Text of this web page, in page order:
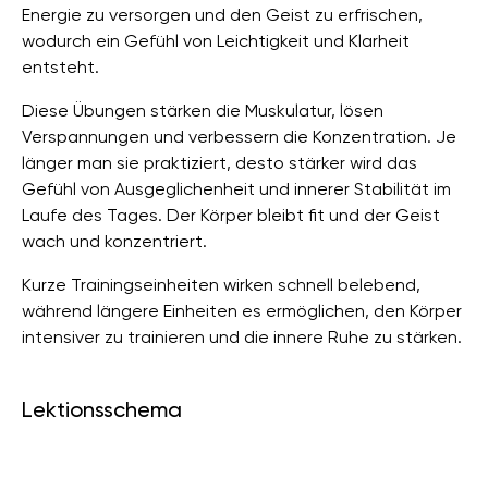
Energie zu versorgen und den Geist zu erfrischen,
wodurch ein Gefühl von Leichtigkeit und Klarheit
entsteht.
Diese Übungen stärken die Muskulatur, lösen
Verspannungen und verbessern die Konzentration. Je
länger man sie praktiziert, desto stärker wird das
Gefühl von Ausgeglichenheit und innerer Stabilität im
Laufe des Tages. Der Körper bleibt fit und der Geist
wach und konzentriert.
Kurze Trainingseinheiten wirken schnell belebend,
während längere Einheiten es ermöglichen, den Körper
intensiver zu trainieren und die innere Ruhe zu stärken.
Lektionsschema